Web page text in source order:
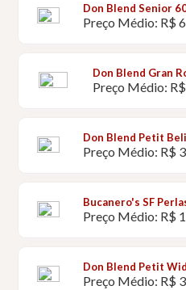
Don Blend Senior
Preço Médio: R$
Don Blend Gran
Preço Médio:
Don Blend Petit
Preço Médio: R$
Bucanero's SF
Preço Médio: R$
Don Blend Petit
Preço Médio: R$